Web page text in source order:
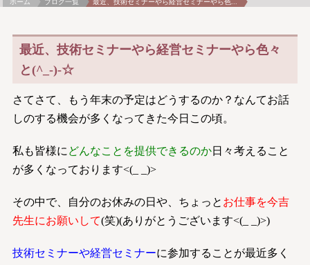
ホーム ブログ一覧 最近、技術セミナーやら経営セミナーやら色...
最近、技術セミナーやら経営セミナーやら色々
と(^_-)-☆
さてさて、もう年末の予定はどうするのか？なんてお話
しのする機会が多くなってきた今日この頃。
私も皆様に どんなことを提供できるのか日々考えること
が多くなっております<(_ _)>
その中で、自分のお休みの日や、ちょっと お仕事を今吉
先生にお願いして(笑)(ありがとうございます<(_ _)>)
技術セミナーや経営セミナーに参加することが最近多く